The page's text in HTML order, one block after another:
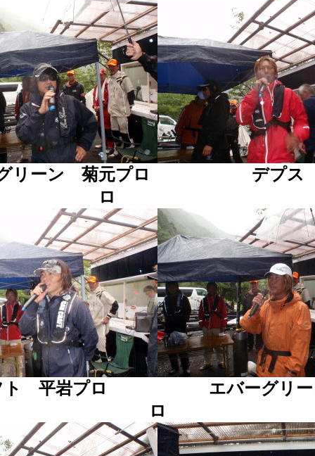
グリーン 菊元プロ デプス
ロ
フト 平岩プロ エバーグリー
ロ